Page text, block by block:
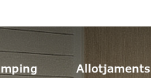
Allotjaments